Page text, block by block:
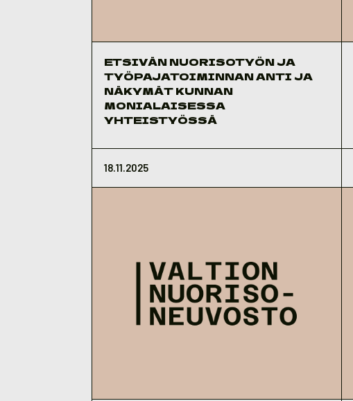
ETSIVÄN NUORISOTYÖN JA
TYÖPAJATOIMINNAN ANTI JA
NÄKYMÄT KUNNAN
MONIALAISESSA
YHTEISTYÖSSÄ
18.11.2025